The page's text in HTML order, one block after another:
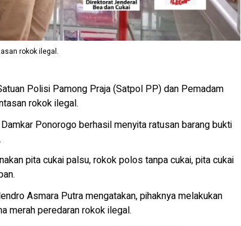
rokok ilegal.
Polisi Pamong Praja (Satpol PP) dan Pemadam
rokok ilegal.
Ponorogo berhasil menyita ratusan barang bukti
pita cukai palsu, rokok polos tanpa cukai, pita cukai
Asmara Putra mengatakan, pihaknya melakukan
merah peredaran rokok ilegal.